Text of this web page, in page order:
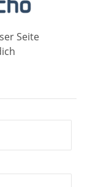
Seite